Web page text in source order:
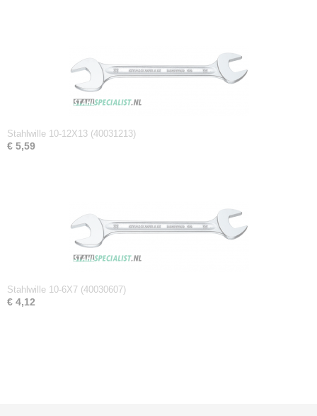
Stahlwille 10-12X13 (40031213)
€ 5,59
Stahlwille 10-6X7 (40030607)
€ 4,12